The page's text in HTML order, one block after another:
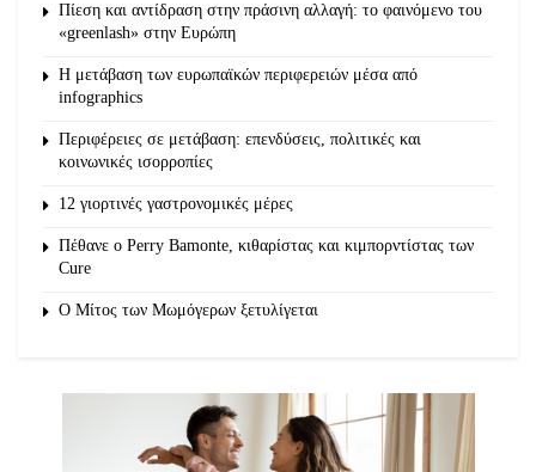
Πίεση και αντίδραση στην πράσινη αλλαγή: το φαινόμενο του
«greenlash» στην Ευρώπη
Η μετάβαση των ευρωπαϊκών περιφερειών μέσα από
infographics
Περιφέρειες σε μετάβαση: επενδύσεις, πολιτικές και
κοινωνικές ισορροπίες
12 γιορτινές γαστρονομικές μέρες
Πέθανε ο Perry Bamonte, κιθαρίστας και κιμπορντίστας των
Cure
O Μίτος των Μωμόγερων ξετυλίγεται